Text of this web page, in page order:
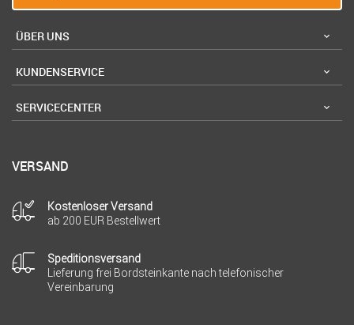
ÜBER UNS
KUNDENSERVICE
SERVICECENTER
VERSAND
Kostenloser Versand
ab 200 EUR Bestellwert
Speditionsversand
Lieferung frei Bordsteinkante nach telefonischer
Vereinbarung